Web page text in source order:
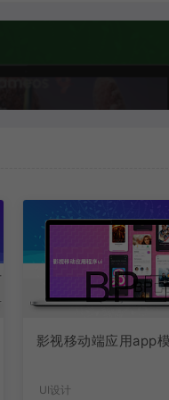
影视移动端应用app
UI设计